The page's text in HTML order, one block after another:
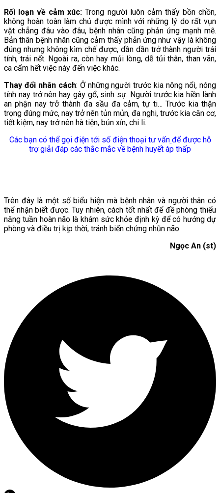
Rối loạn về cảm xúc: Trong người luôn cảm thấy bồn chồn,
không hoàn toàn làm chủ được mình với những lý do rất vụn
vặt chẳng đâu vào đâu, bệnh nhân cũng phản ứng mạnh mẽ.
Bản thân bệnh nhân cũng cảm thấy phản ứng như vậy là không
đúng nhưng không kìm chế được, dần dần trở thành người trái
tính, trái nết. Ngoài ra, còn hay mủi lòng, dễ tủi thân, than vãn,
ca cẩm hết việc này đến việc khác.
Thay đổi nhân cách: Ở những người trước kia nông nổi, nóng
tính nay trở nên hay gây gổ, sinh sự. Người trước kia hiền lành
an phận nay trở thành đa sầu đa cảm, tự ti… Trước kia thận
trọng đúng mức, nay trở nên tủn mủn, đa nghi, trước kia căn cơ,
tiết kiệm, nay trở nên hà tiện, bủn xỉn, chi li.
Các bạn có thể gọi điện tới số điện thoại tư vấn để được hỗ
trợ giải đáp các thắc mắc về bệnh huyết áp thấp
Trên đây là một số biểu hiện mà bệnh nhân và người thân có
thể nhận biết được. Tuy nhiên, cách tốt nhất để đề phòng thiểu
năng tuần hoàn não là khám sức khỏe định kỳ để có hướng dự
phòng và điều trị kịp thời, tránh biến chứng nhũn não.
Ngọc An (st)